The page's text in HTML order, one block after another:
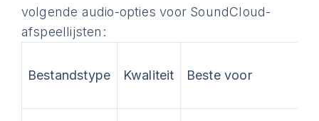
volgende audio-opties voor SoundCloud-
afspeellijsten:
Bestandstype Kwaliteit Beste voor